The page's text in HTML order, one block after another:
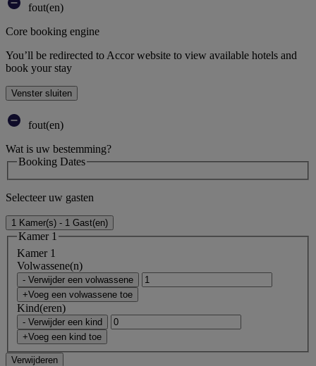
fout(en)
Core booking engine
You’ll be redirected to Accor website to view available hotels and
book your stay
Venster sluiten
fout(en)
Wat is uw bestemming?
Booking Dates
Selecteer uw gasten
1 Kamer(s) - 1 Gast(en)
Kamer 1
Kamer 1
Volwassene(n)
- Verwijder een volwassene
+Voeg een volwassene toe
Kind(eren)
- Verwijder een kind
+Voeg een kind toe
Verwijderen